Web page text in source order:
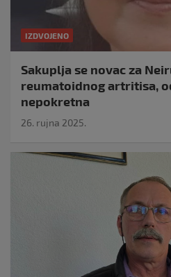
IZDVOJENO
Sakuplja se novac za
reumatoidnog artritisa,
nepokretna
26. rujna 2025.